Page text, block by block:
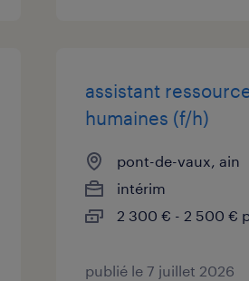
assistant
humaines (f/h)
pont-de-vaux, ain
intérim
2 300 € - 2 500 €
publié le 7 juillet 2026